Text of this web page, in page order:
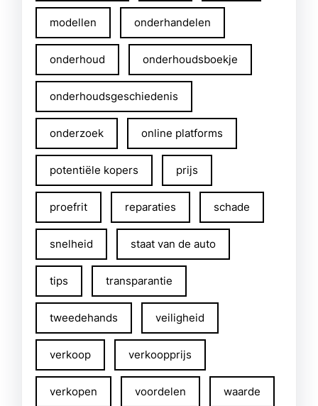
modellen onderhandelen
onderhoud onderhoudsboekje
onderhoudsgeschiedenis
onderzoek online platforms
potentiële kopers prijs
proefrit reparaties schade
snelheid staat van de auto
tips transparantie
tweedehands veiligheid
verkoop verkoopprijs
verkopen voordelen waarde